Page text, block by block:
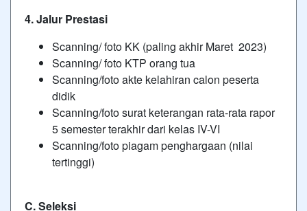
4. Jalur Prestasi
Scanning/ foto KK (paling akhir Maret 2023)
Scanning/ foto KTP orang tua
Scanning/foto akte kelahiran calon peserta
didik
Scanning/foto surat keterangan rata-rata rapor
5 semester terakhir dari kelas IV-VI
Scanning/foto piagam penghargaan (nilai
tertinggi)
C. Seleksi